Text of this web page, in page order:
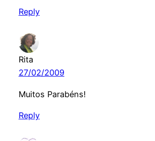
Reply
Rita
27/02/2009
Muitos Parabéns!
Reply